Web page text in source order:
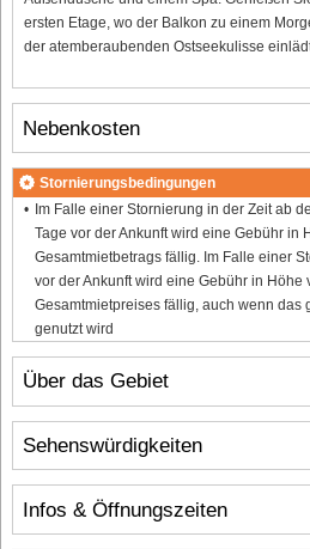
ersten Etage, wo der Balkon zu einem
der atemberaubenden Ostseekulisse
Über das Gebiet
Infos & Öffnungszeiten
Nebenkosten
Stornierungsbedingungen
Im Falle einer Stornierung in der Zeit ab
Tage vor der Ankunft wird eine Gebühr in
Gesamtmietbetrags fällig. Im Falle einer
vor der Ankunft wird eine Gebühr in Höhe
Gesamtmietpreises fällig, auch wenn das
genutzt wird
Sehenswürdigkeiten